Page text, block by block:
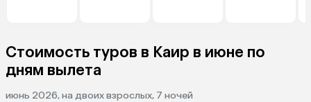
Стоимость туров в Каир в июне по
дням вылета
июнь 2026, на двоих взрослых, 7 ночей